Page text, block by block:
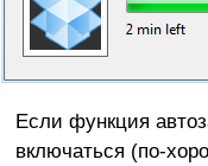
Если функция
включаться (по-